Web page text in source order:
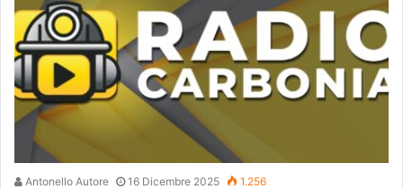
Antonello Autore 16 Dicembre 2025 1.256